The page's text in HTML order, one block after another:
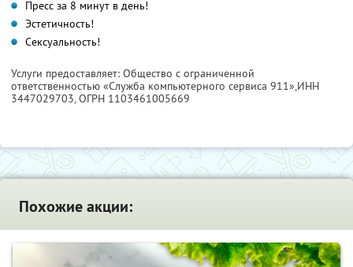
Пресс за 8 минут в день!
Эстетичность!
Сексуальность!
Услуги предоставляет: Общество с ограниченной
ответственностью «Служба компьютерного сервиса 911»,ИНН
3447029703, ОГРН 1103461005669
Похожие акции: